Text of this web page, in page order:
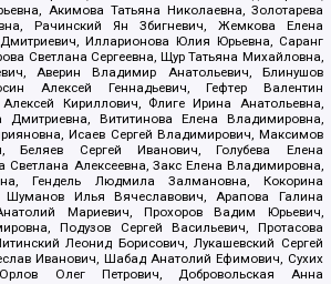
Акимова Татьяна Николаевна, Золотарева
Рачинский Ян Збигневич, Жемкова Елена
Илларионова Юлия Юрьевна, Саранг
Светлана Сергеевна, Щур Татьяна Михайловна,
Аверин Владимир Анатольевич, Блинушов
Алексей Геннадьевич, Гефтер Валентин
Кириллович, Флиге Ирина Анатольевна,
Дмитриевна, Вититинова Елена Владимировна,
Исаев Сергей Владимирович, Максимов
Беляев Сергей Иванович, Голубева Елена
Светлана Алексеевна, Закс Елена Владимировна,
Гендель Людмила Залмановна, Кокорина
Шуманов Илья Вячеславович, Арапова Галина
Мариевич, Прохоров Вадим Юрьевич,
Подузов Сергей Васильевич, Протасова
Леонид Борисович, Лукашевский Сергей
Иванович, Шабад Анатолий Ефимович, Сухих
Олег Петрович, Добровольская Анна